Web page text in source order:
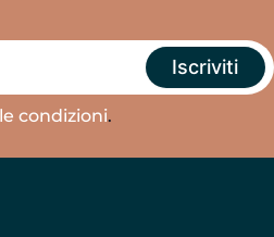
condizioni.